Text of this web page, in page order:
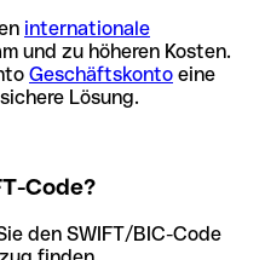
internationale
und zu höheren Kosten.
Geschäftskonto eine
Lösung.
Code?
den SWIFT/BIC-Code